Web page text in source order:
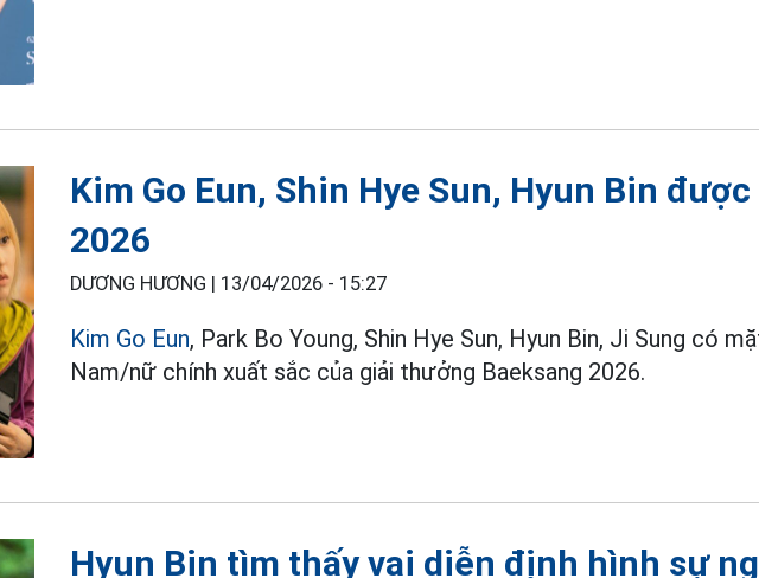
Kim Go Eun, Shin Hye Sun, Hyun Bin
2026
DƯƠNG HƯƠNG | 13/04/2026 - 15:27
Kim Go Eun, Park Bo Young, Shin Hye Sun, Hyun Bin, Ji Sung có
Nam/nữ chính xuất sắc của giải thưởng Baeksang 2026.
Hyun Bin tìm thấy vai diễn định hình sự